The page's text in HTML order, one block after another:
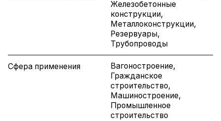
Железобетонные
конструкции,
Металлоконструкции,
Резервуары,
Трубопроводы
Сфера применения
Вагоностроение,
Гражданское
строительство,
Машиностроение,
Промышленное
строительство